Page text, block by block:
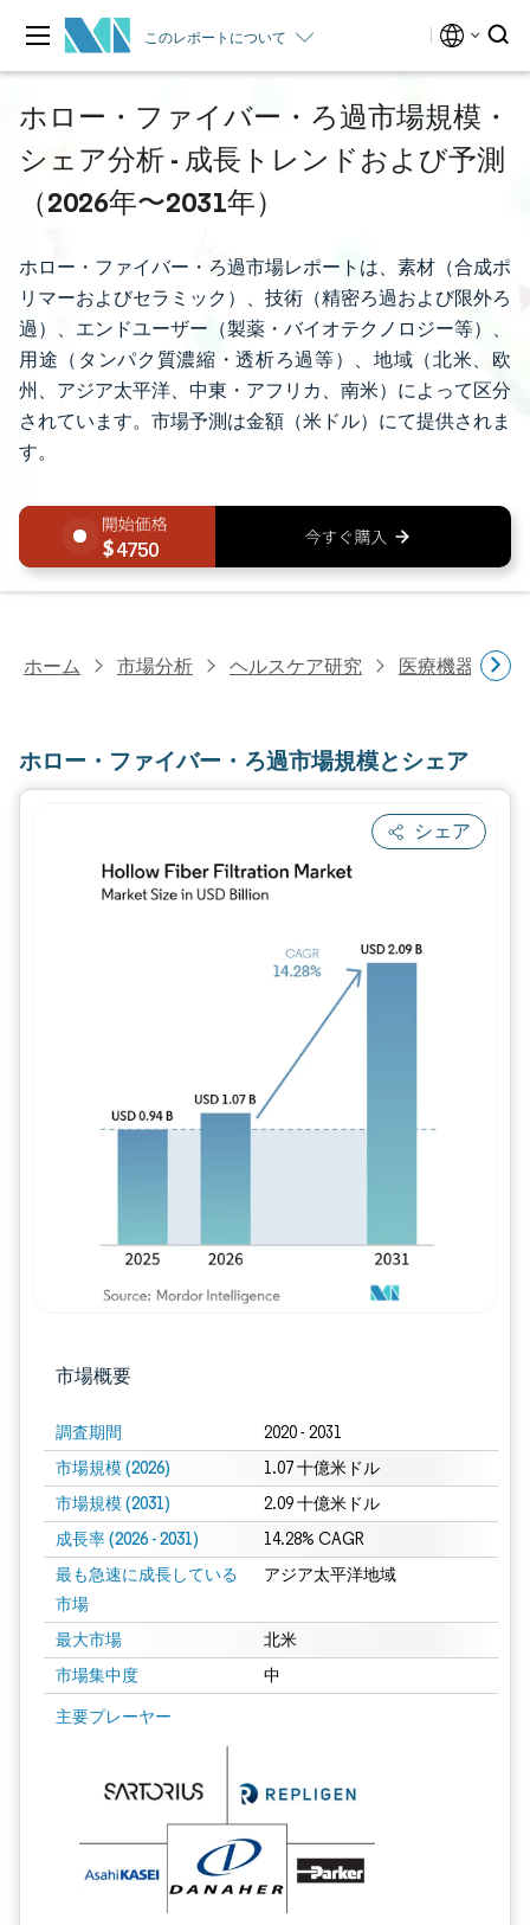
このレポートについて
ホロー・ファイバー・ろ過市場規模・
シェア分析 - 成長トレンドおよび予測
（2026年〜2031年）
ホロー・ファイバー・ろ過市場レポートは、素材（合成ポ
リマーおよびセラミック）、技術（精密ろ過および限外ろ
過）、エンドユーザー（製薬・バイオテクノロジー等）、
用途（タンパク質濃縮・透析ろ過等）、地域（北米、欧
州、アジア太平洋、中東・アフリカ、南米）によって区分
されています。市場予測は金額（米ドル）にて提供されま
す。
4750
ホーム 市場分析 ヘルスケア研究 医療機器研究
ホロー・ファイバー・ろ過市場規模とシェア
シェア
市場概要
調査期間 2020 - 2031
市場規模 (2026) 1.07 十億米ドル
市場規模 (2031) 2.09 十億米ドル
成長率 (2026 - 2031) 14.28% CAGR
最も急速に成長している
市場
アジア太平洋地域
最大市場 北米
市場集中度 中
主要プレーヤー
画像 © Mordor Intelligence。再利用にはCC BY 4.0の表示が必要です。
画像 © Mordor Intelligence。再利用には